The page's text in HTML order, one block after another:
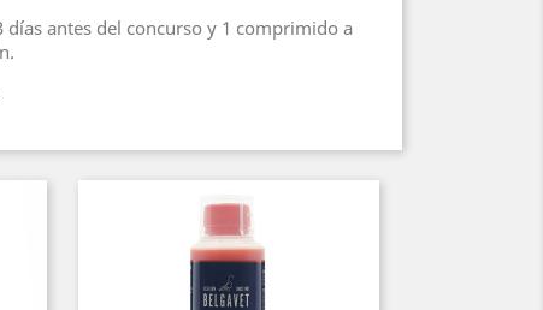
antes del concurso y 1 comprimido a